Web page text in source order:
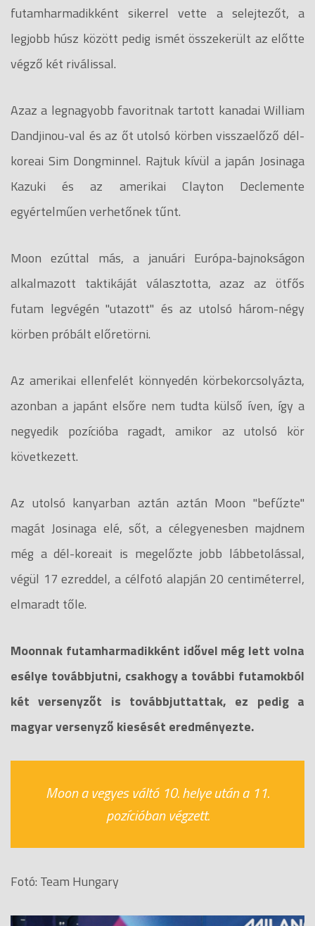
futamharmadikként sikerrel vette a selejtezőt, a
legjobb húsz között pedig ismét összekerült az előtte
végző két riválissal.
Azaz a legnagyobb favoritnak tartott kanadai William
Dandjinou-val és az őt utolsó körben visszaelőző dél-
koreai Sim Dongminnel. Rajtuk kívül a japán Josinaga
Kazuki és az amerikai Clayton Declemente
egyértelműen verhetőnek tűnt.
Moon ezúttal más, a januári Európa-bajnokságon
alkalmazott taktikáját választotta, azaz az ötfős
futam legvégén "utazott" és az utolsó három-négy
körben próbált előretörni.
Az amerikai ellenfelét könnyedén körbekorcsolyázta,
azonban a japánt elsőre nem tudta külső íven, így a
negyedik pozícióba ragadt, amikor az utolsó kör
következett.
Az utolsó kanyarban aztán aztán Moon "befűzte"
magát Josinaga elé, sőt, a célegyenesben majdnem
még a dél-koreait is megelőzte jobb lábbetolással,
végül 17 ezreddel, a célfotó alapján 20 centiméterrel,
elmaradt tőle.
Moonnak futamharmadikként idővel még lett volna
esélye továbbjutni, csakhogy a további futamokból
két versenyzőt is továbbjuttattak, ez pedig a
magyar versenyző kiesését eredményezte.
Moon a vegyes váltó 10. helye után a 11.
pozícióban végzett.
Fotó: Team Hungary